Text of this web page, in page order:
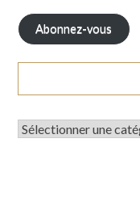
Abonnez-vous